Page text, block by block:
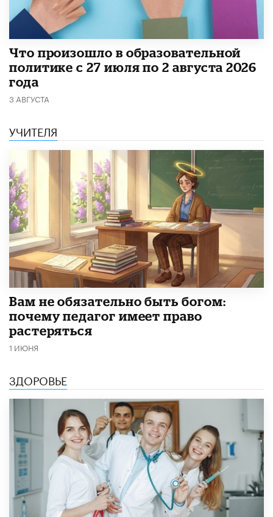
​Что произошло в образовательной
политике с 27 июля по 2 августа 2026
года
3 АВГУСТА
УЧИТЕЛЯ
​Вам не обязательно быть богом:
почему педагог имеет право
растеряться
1 ИЮНЯ
ЗДОРОВЬЕ